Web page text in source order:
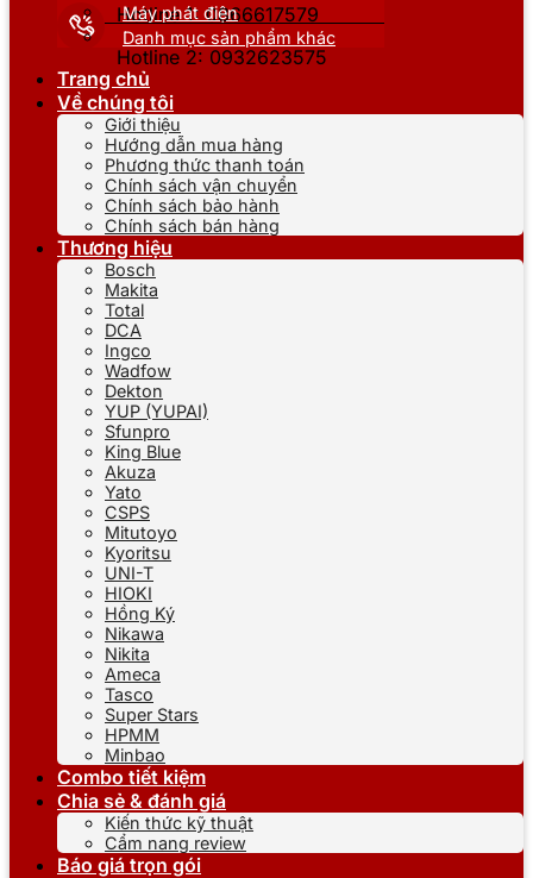
Hotline 1: 0866617579
Hotline 2: 0932623575
Máy phát điện
Danh mục sản phẩm khác
Trang chủ
Về chúng tôi
Giới thiệu
Hướng dẫn mua hàng
Phương thức thanh toán
Chính sách vận chuyển
Chính sách bảo hành
Chính sách bán hàng
Thương hiệu
Bosch
Makita
Total
DCA
Ingco
Wadfow
Dekton
YUP (YUPAI)
Sfunpro
King Blue
Akuza
Yato
CSPS
Mitutoyo
Kyoritsu
UNI-T
HIOKI
Hồng Ký
Nikawa
Nikita
Ameca
Tasco
Super Stars
HPMM
Minbao
Combo tiết kiệm
Chia sẻ & đánh giá
Kiến thức kỹ thuật
Cẩm nang review
Báo giá trọn gói